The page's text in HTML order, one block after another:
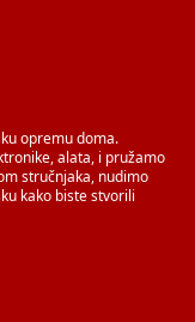
opremu doma.
alata, i pružamo
stručnjaka, nudimo
kako biste stvorili